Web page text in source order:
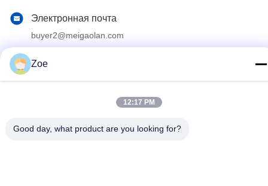
Электронная почта
buyer2@meigaolan.com
Bao'an, Шэньчжэня, Китая
Zoe
12:17 PM
Good day, what product are you looking for?